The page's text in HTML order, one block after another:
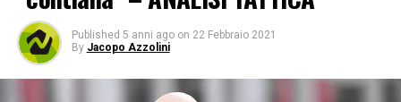
Published 5 anni ago on 22 Febbraio 2021
By Jacopo Azzolini